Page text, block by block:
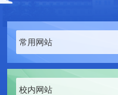
常用网站
校内网站